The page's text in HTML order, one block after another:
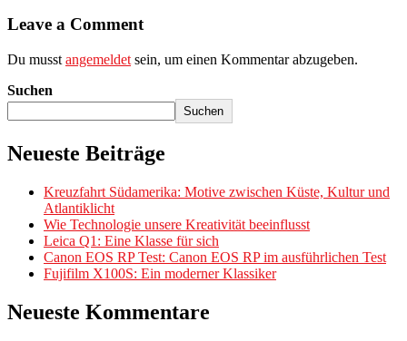
Leave a Comment
Du musst angemeldet sein, um einen Kommentar abzugeben.
Suchen
Suchen
Neueste Beiträge
Kreuzfahrt Südamerika: Motive zwischen Küste, Kultur und
Atlantiklicht
Wie Technologie unsere Kreativität beeinflusst
Leica Q1: Eine Klasse für sich
Canon EOS RP Test: Canon EOS RP im ausführlichen Test
Fujifilm X100S: Ein moderner Klassiker
Neueste Kommentare